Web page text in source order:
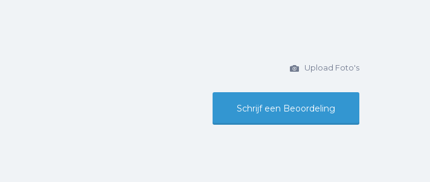
Upload Foto's
Schrijf een Beoordeling